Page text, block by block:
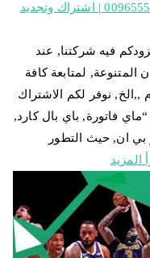
اشتراك كاس امم اوروبا 2021 | 0096555404241 | اشتراك وتجديد
2021 اشتراك تزودكم فيه شركتنا, عند
المتنوعة, لمتابعة كافة
,,الخ, نوفر لكم الاشتراك
فاتورة, باي بال كارد,
بي ان, حيث التطور
المزيد